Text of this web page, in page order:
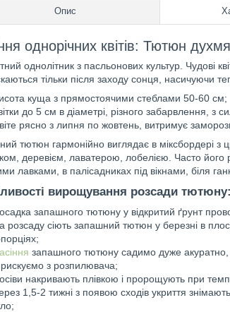
Опис
однорічних квітів: Тютюн
однолітник з пасльонових культур. Чудові
тільки після заходу сонця, насичуючи
куща з прямостоячими стеблами 50-60 см;
до 5 см в діаметрі, різного забарвлення, з
рясно з липня по жовтень, витримує
тютюн гармонійно виглядає в міксбордері з
деревієм, лаватерою, лобелією. Часто його
лавками, в палісадниках під вікнами, біля
вирощування розсади тютюну:
запашного тютюну у відкритий ґрунт
розсаду сіють запашний тютюн у березні в
запашного тютюну садимо дуже акуратно,
з розпилювача;
накривають плівкою і пророщують при
1,5-2 тижні з появою сходів укриття